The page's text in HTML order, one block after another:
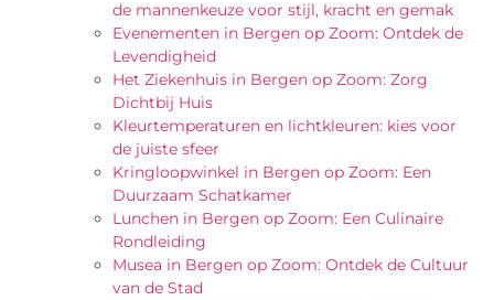
de mannenkeuze voor stijl, kracht en gemak
Evenementen in Bergen op Zoom: Ontdek de
Levendigheid
Het Ziekenhuis in Bergen op Zoom: Zorg
Dichtbij Huis
Kleurtemperaturen en lichtkleuren: kies voor
de juiste sfeer
Kringloopwinkel in Bergen op Zoom: Een
Duurzaam Schatkamer
Lunchen in Bergen op Zoom: Een Culinaire
Rondleiding
Musea in Bergen op Zoom: Ontdek de Cultuur
van de Stad